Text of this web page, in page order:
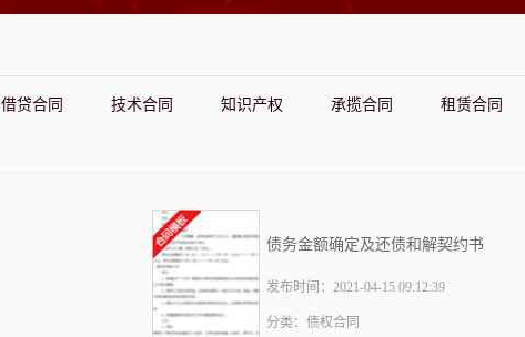
借贷合同 技术合同 知识产权 承揽合同 租赁合同
债务金额确定及还债和解契约书
发布时间：2021-04-15 09:12:39
分类：债权合同